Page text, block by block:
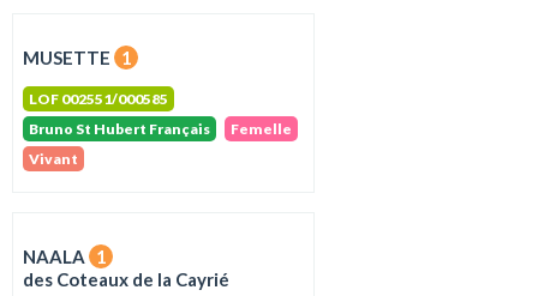
MUSETTE 1
LOF 002551/000585
Bruno St Hubert Français
Femelle
Vivant
NAALA
1
des Coteaux de la Cayrié